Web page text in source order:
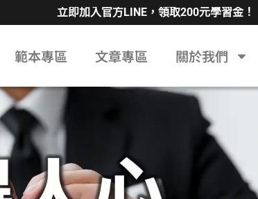
立即加入官方LINE，領取200元學習金！
範本專區 文章專區 關於我們